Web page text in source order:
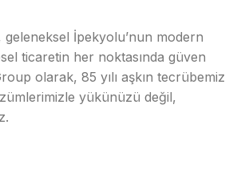
geleneksel İpekyolu’nun modern
ticaretin her noktasında güven
olarak, 85 yılı aşkın tecrübemiz
yükünüzü değil,